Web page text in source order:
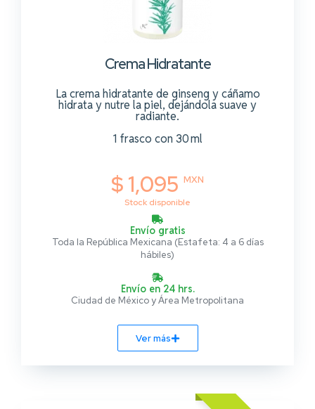
Crema Hidratante
La crema hidratante de ginseng y cáñamo
hidrata y nutre la piel, dejándola suave y
radiante.
1 frasco con 30 ml
$ 1,095 MXN
Stock disponible
Envío gratis
Toda la República Mexicana (Estafeta: 4 a 6 días
hábiles)
Envío en 24 hrs.
Ciudad de México y Área Metropolitana
Ver más